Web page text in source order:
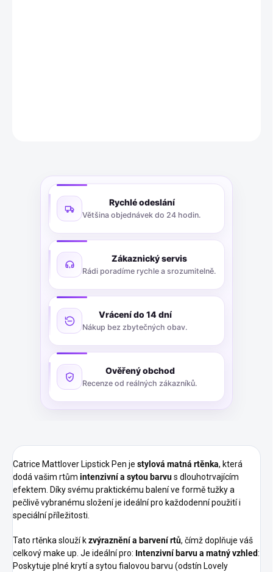
Rychlé odeslání
Většina objednávek do 24 hodin.
Zákaznický servis
Rádi poradíme rychle a srozumitelně.
Vrácení do 14 dní
Nákup bez zbytečných obav.
Ověřený obchod
Recenze od reálných zákazníků.
Catrice Mattlover Lipstick Pen je stylová matná rtěnka, která
dodá vašim rtům intenzivní a sytou barvus dlouhotrvajícím
efektem. Díky svému praktickému balení ve formě tužky a
pečlivě vybranému složení je ideální pro každodenní použití i
speciální příležitosti.
Tato rtěnka slouží kzvýraznění a barvení rtů, čímž doplňuje váš
celkový make up. Je ideální pro: Intenzivní barvu a matný vzhled:
Poskytuje plné krytí a sytou fialovou barvu (odstín Lovely